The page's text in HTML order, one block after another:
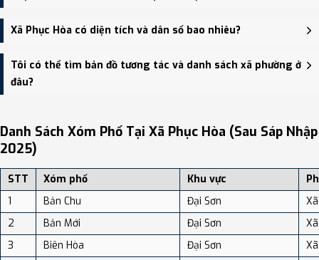
Thị trấn Hòa Thuận, Xã Mỹ Hưng, Xã Đại Sơn.
Trụ sở hành chính mới của Xã Phục Hòa đặt tại đang cập nhật -
trung tâm khu vực thuận tiện giao thông.
Xã Phục Hòa có diện tích và dân số bao nhiêu?
Xã Phục Hòa có Diện tích: 122.70 km², Dân số: 14,339 người, Mật
độ dân số: Khoảng 116.86 người/km²
Tôi có thể tìm bản đồ tương tác và danh sách xã phường ở
đâu?
địa điểm tại: VReview.vn - Nền tảng review địa điểm, dịch vụ và du
lịch uy tín tại Việt Nam.
Danh Sách Xóm Phố Tại Xã Phục Hòa (sau Sáp Nhập
2025)
STT Xóm phố Khu vực
1
Bản Chu Đại Sơn
2
Bản Mới Đại Sơn
3
Biên Hòa Đại Sơn